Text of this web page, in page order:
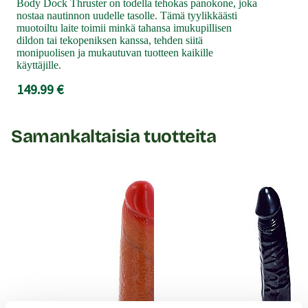
Body Dock Thruster on todella tehokas panokone, joka
nostaa nautinnon uudelle tasolle. Tämä tyylikkäästi
muotoiltu laite toimii minkä tahansa imukupillisen
dildon tai tekopeniksen kanssa, tehden siitä
monipuolisen ja mukautuvan tuotteen kaikille
käyttäjille.
149.99 €
Samankaltaisia tuotteita